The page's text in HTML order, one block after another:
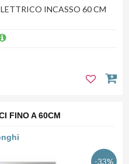
INCASSO 60 CM
FINO A 60CM
-33%